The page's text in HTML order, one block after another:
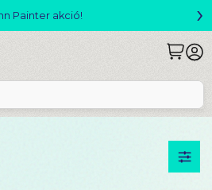
Painter akció! ›